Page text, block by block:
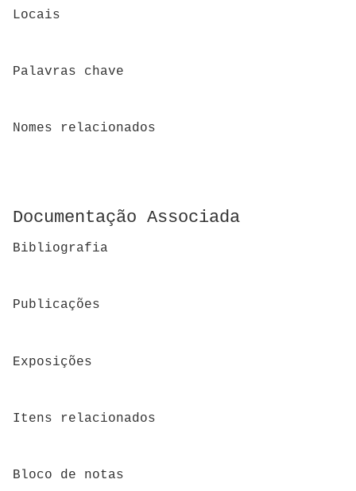
Locais
Palavras chave
Nomes relacionados
Documentação Associada
Bibliografia
Publicações
Exposições
Itens relacionados
Bloco de notas